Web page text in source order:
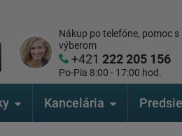
Nákup po telefóne, pomoc s
výberom
+421222 205 156
Po-Pia 8:00 - 17:00 hod.
Kancelária